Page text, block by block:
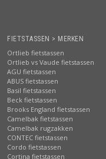
FIETSTASSEN > MERKEN
Ortlieb fietstassen
Ortlieb vs Vaude fietstassen
AGU fietstassen
ABUS fietstassen
Basil fietstassen
Beck fietstassen
Brooks England fietstassen
Camelbak fietstassen
Camelbak rugzakken
CONTEC fietstassen
Cordo fietstassen
Cortina fietstassen